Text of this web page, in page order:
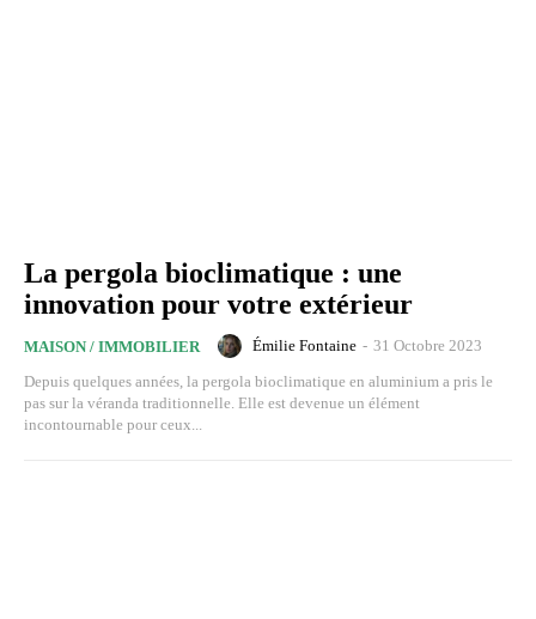
La pergola bioclimatique : une
innovation pour votre extérieur
MAISON / IMMOBILIER Émilie Fontaine - 31 Octobre 2023
Depuis quelques années, la pergola bioclimatique en aluminium a pris le
pas sur la véranda traditionnelle. Elle est devenue un élément
incontournable pour ceux...